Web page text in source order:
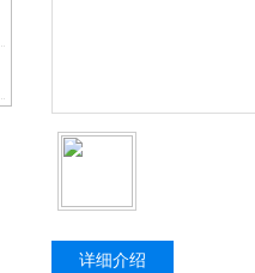
详细介绍